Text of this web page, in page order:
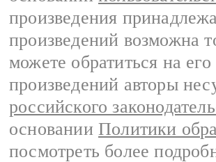
произведения
произведений возможна
можете обратиться на
произведений авторы
российского
основании Политики
посмотреть более